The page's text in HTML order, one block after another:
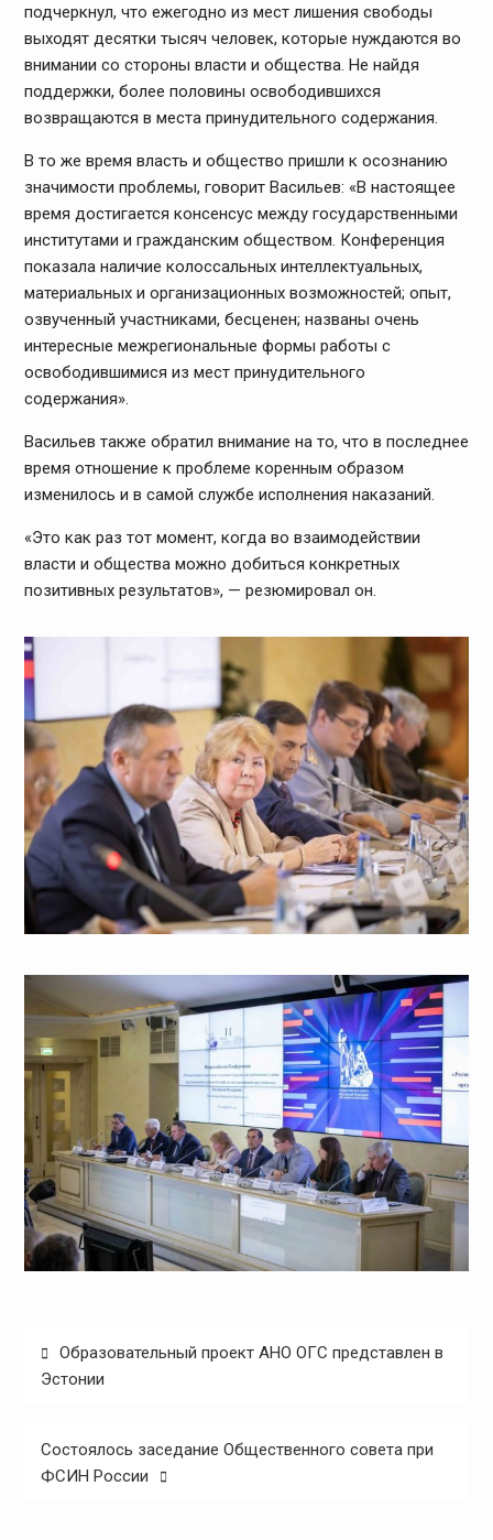
подчеркнул, что ежегодно из мест лишения свободы
выходят десятки тысяч человек, которые нуждаются во
внимании со стороны власти и общества. Не найдя
поддержки, более половины освободившихся
возвращаются в места принудительного содержания.
В то же время власть и общество пришли к осознанию
значимости проблемы, говорит Васильев: «В настоящее
время достигается консенсус между государственными
институтами и гражданским обществом. Конференция
показала наличие колоссальных интеллектуальных,
материальных и организационных возможностей; опыт,
озвученный участниками, бесценен; названы очень
интересные межрегиональные формы работы с
освободившимися из мест принудительного
содержания».
Васильев также обратил внимание на то, что в последнее
время отношение к проблеме коренным образом
изменилось и в самой службе исполнения наказаний.
«Это как раз тот момент, когда во взаимодействии
власти и общества можно добиться конкретных
позитивных результатов», — резюмировал он.
Навигация
по
Образовательный проект АНО ОГС представлен в
Эстонии
Состоялось заседание Общественного совета при
ФСИН России